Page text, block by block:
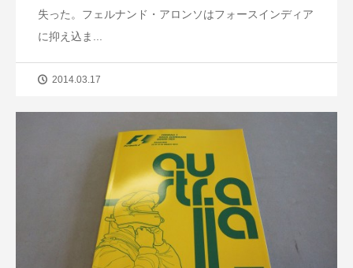
失った。フェルナンド・アロンソはフォースインディア
に抑え込ま...
2014.03.17